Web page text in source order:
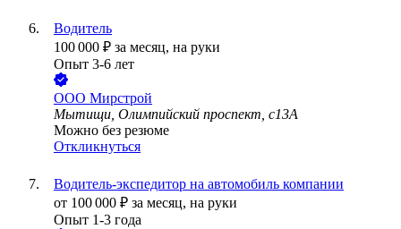
Водитель
100 000 ₽ за месяц, на руки
Опыт 3-6 лет
ООО Мирстрой
Мытищи, Олимпийский проспект, с13А
Можно без резюме
Откликнуться
Водитель-экспедитор на автомобиль компании
от 100 000 ₽ за месяц, на руки
Опыт 1-3 года